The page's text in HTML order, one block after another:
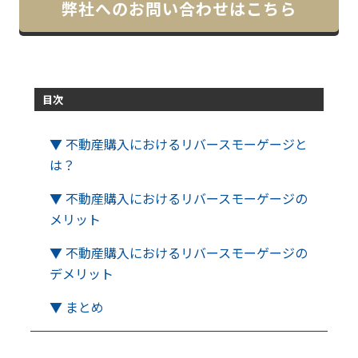
弊社へのお問い合わせはこちら
目次
▼ 不動産購入におけるリバースモーゲージと
は？
▼ 不動産購入におけるリバースモーゲージの
メリット
▼ 不動産購入におけるリバースモーゲージの
デメリット
▼ まとめ